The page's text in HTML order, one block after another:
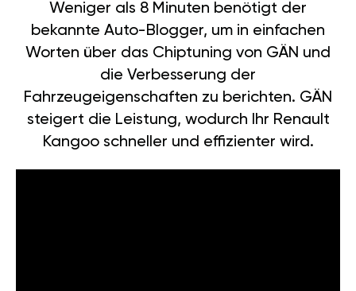
Weniger als 8 Minuten benötigt der
bekannte Auto-Blogger, um in einfachen
Worten über das Chiptuning von GÄN und
die Verbesserung der
Fahrzeugeigenschaften zu berichten. GÄN
steigert die Leistung, wodurch Ihr Renault
Kangoo schneller und effizienter wird.